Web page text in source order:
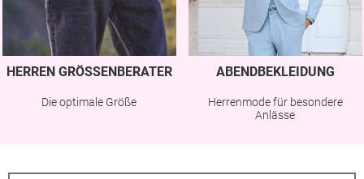
HERREN GRÖSSENBERATER
Die optimale Größe
ABENDBEKLEIDUNG
Herrenmode für besondere
Anlässe